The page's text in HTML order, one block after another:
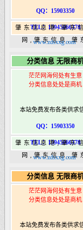
QQ：15903350
TEL：15945066378
肇东信息港,肇东
网,肇东信息,肇
港
www.zdsxxg.com
分类信息 无限商
茫茫网海何处有生意
分类信息处处是商机
本站免费发布各类供求
QQ：15903350
TEL：15945066378
肇东信息港,肇东
网,肇东信息,肇
港
www.zdsxxg.com
分类信息 无限商
茫茫网海何处有生意
分类信息处处是商机
本站免费发布各类供求